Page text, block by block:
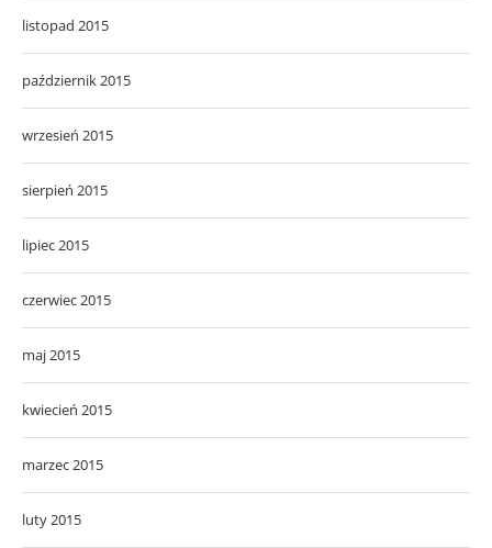
listopad 2015
październik 2015
wrzesień 2015
sierpień 2015
lipiec 2015
czerwiec 2015
maj 2015
kwiecień 2015
marzec 2015
luty 2015